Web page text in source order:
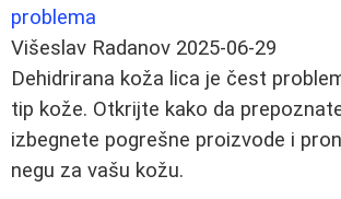
problema
Višeslav Radanov 2025-06-29
Dehidrirana koža lica je čest
tip kože. Otkrijte kako da
izbegnete pogrešne proizvode i
negu za vašu kožu.